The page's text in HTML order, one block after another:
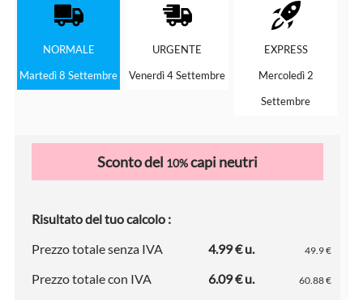
NORMALE
Martedì 8 Settembre
URGENTE
Venerdì 4 Settembre
EXPRESS
Mercoledì 2
Settembre
Sconto del 10%capi neutri
Risultato del tuo calcolo :
Prezzo totale senza IVA
4.99 € u. 49.9 €
Prezzo totale con IVA 6.09 € u. 60.88 €